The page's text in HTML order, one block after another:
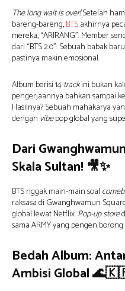
The long wait is over!Setelah
bareng-bareng,BTSakhirnya
mereka, “ARIRANG”. Member
dari “BTS 2.0”. Sebuah babak
pastinya makin emosional.
Album berisi 14trackini bukan
pengerjaannya bahkan sampai
Hasilnya? Sebuah mahakarya
dengan vibepop global yang
Dari
Skala Sultan! 🎥✨
BTS nggak main-main soal
raksasa di Gwanghwamun
global lewat Netflix.Pop-up store
sama ARMY yang pengen borong
Bedah Album:
Ambisi Global